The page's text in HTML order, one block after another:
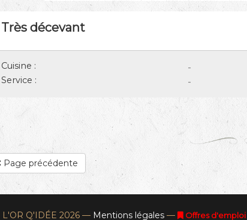
Très décevant
-
Cuisine :
-
Service :
Page précédente
L'OR Q'IDÉE 2026 — Mentions légales— Offres d'emploi